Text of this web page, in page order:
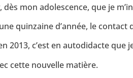
dès mon adolescence, que je
quinzaine d’année, le
2013, c’est en autodidacte que
cette nouvelle matière.